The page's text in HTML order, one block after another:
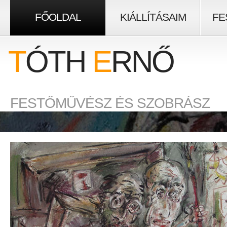
FŐOLDAL KIÁLLÍTÁSAIM
TÓTH ERNŐ
FESTŐMŰVÉSZ ÉS SZOBRÁSZ